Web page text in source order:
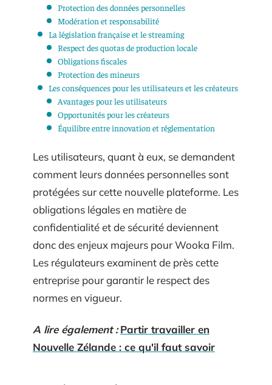
Protection des données personnelles
Modération et responsabilité
La législation française et le streaming
Respect des quotas de production locale
Obligations fiscales
Protection des mineurs
Les conséquences pour les utilisateurs et les créateurs
Avantages pour les utilisateurs
Opportunités pour les créateurs
Équilibre entre innovation et réglementation
Les utilisateurs, quant à eux, se demandent
comment leurs données personnelles sont
protégées sur cette nouvelle plateforme. Les
obligations légales en matière de
confidentialité et de sécurité deviennent
donc des enjeux majeurs pour Wooka Film.
Les régulateurs examinent de près cette
entreprise pour garantir le respect des
normes en vigueur.
A lire également : Partir travailler en
Nouvelle Zélande : ce qu'il faut savoir